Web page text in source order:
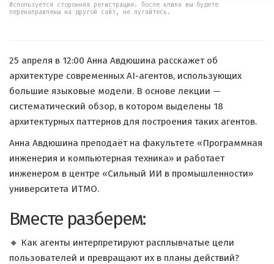
Используется сторонняя регистрация. После клика вы будете
перенаправлены на другой сайт, не пугайтесь.
25 апреля в 12:00 Анна Авдюшина расскажет об
архитектуре современных AI-агентов, использующих
большие языковые модели. В основе лекции —
систематический обзор, в котором выделены 18
архитектурных паттернов для построения таких агентов.
Анна Авдюшина преподаёт на факультете «Программная
инженерия и компьютерная техника» и работает
инженером в центре «Сильный ИИ в промышленности»
университета ИТМО.
Вместе разберем:
🔸 Как агенты интерпретируют расплывчатые цели
пользователей и превращают их в планы действий?